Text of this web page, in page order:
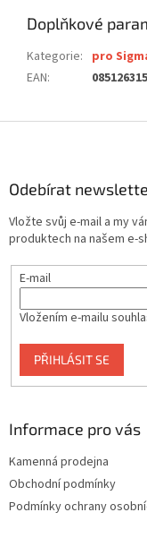
Doplňkové
Kategorie: pro
EAN:
Odebírat
Vložte svůj e-mail a my
produktech na našem e-
E-mail
Vložením e-mailu
PŘIHLÁSIT SE
Informace pro vás
Kamenná prodejna
Obchodní podmínky
Podmínky ochrany